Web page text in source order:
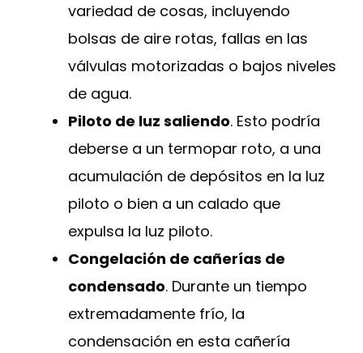
variedad de cosas, incluyendo
bolsas de aire rotas, fallas en las
válvulas motorizadas o bajos niveles
de agua.
Piloto de luz saliendo. Esto podría
deberse a un termopar roto, a una
acumulación de depósitos en la luz
piloto o bien a un calado que
expulsa la luz piloto.
Congelación de cañerías de
condensado. Durante un tiempo
extremadamente frío, la
condensación en esta cañería